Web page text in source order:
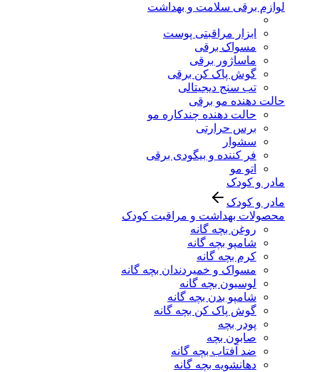
لوازم برقی سلامت و بهداشت
ابزار مراقبتی پوست
مسواک برقی
ماساژور برقی
گوش پاک کن برقی
تب سنج دیجیتالی
حالت دهنده مو برقی
حالت دهنده چندکاره مو
برس حرارتی
سشوار
فر کننده و بیگودی برقی
اتو مو
مادر و کودک
مادر و کودک
محصولات بهداشت و مراقبت کودک
روغن بچه گانه
شامپو بچه گانه
کرم بچه گانه
مسواک و خمیردندان بچه گانه
لوسیون بچه گانه
شامپو بدن بچه گانه
گوش پاک کن بچه گانه
پودر بچه
صابون بچه
ضد آفتاب بچه گانه
دهانشویه بچه گانه